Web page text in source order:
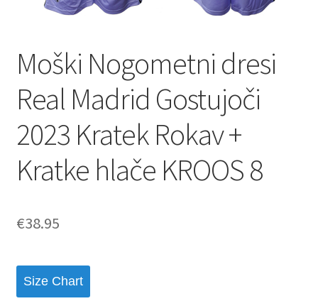
Moški Nogometni dresi
Real Madrid Gostujoči
2023 Kratek Rokav +
Kratke hlače KROOS 8
€38.95
Size Chart